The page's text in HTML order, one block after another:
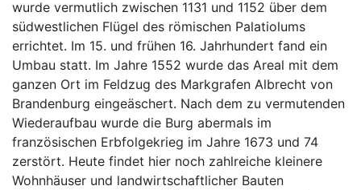
wurde vermutlich zwischen 1131 und 1152 über dem
südwestlichen Flügel des römischen Palatiolums
errichtet. Im 15. und frühen 16. Jahrhundert fand ein
Umbau statt. Im Jahre 1552 wurde das Areal mit dem
ganzen Ort im Feldzug des Markgrafen Albrecht von
Brandenburg eingeäschert. Nach dem zu vermutenden
Wiederaufbau wurde die Burg abermals im
französischen Erbfolgekrieg im Jahre 1673 und 74
zerstört. Heute findet hier noch zahlreiche kleinere
Wohnhäuser und landwirtschaftlicher Bauten